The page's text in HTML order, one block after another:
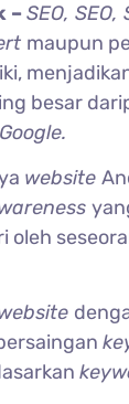
–SEO, SEO,
maupun
besar
Google.
website
oleh